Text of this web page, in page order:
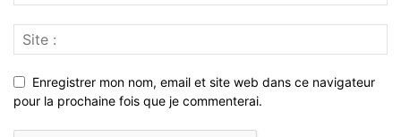
Enregistrer mon nom, email et site web dans ce navigateur
pour la prochaine fois que je commenterai.